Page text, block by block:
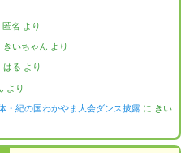
匿名 より
きいちゃん より
はる より
より
・紀の国わかやま大会ダンス披露 に きい